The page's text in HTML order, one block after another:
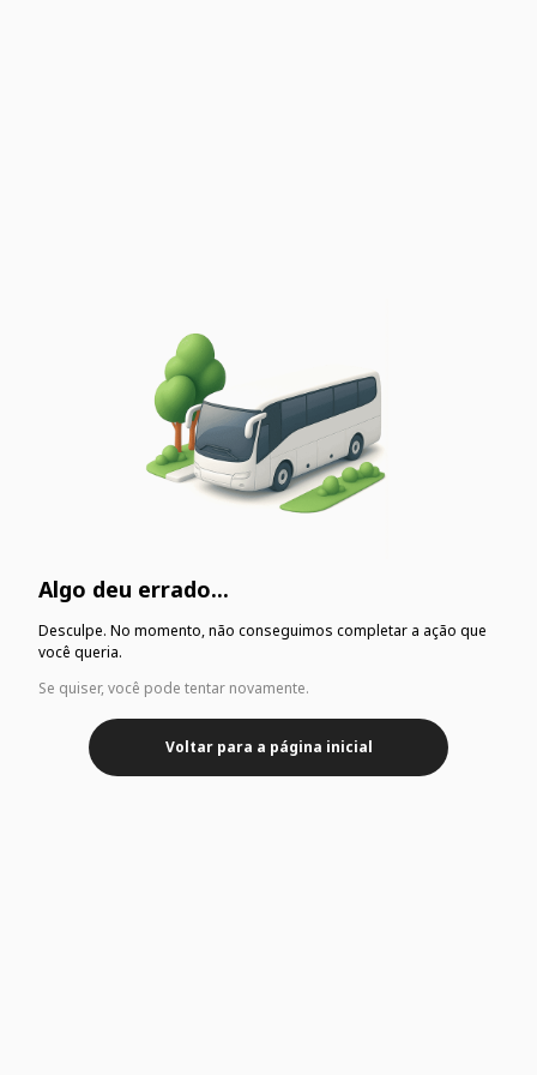
Algo deu errado...
Desculpe. No momento, não conseguimos completar a ação que
você queria.
Se quiser, você pode tentar novamente.
Voltar para a página inicial